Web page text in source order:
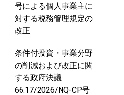
号による個人事業主に
対する税務管理規定の
改正
条件付投資・事業分野
の削減および改正に関
する政府決議
66.17/2026/NQ-CP号